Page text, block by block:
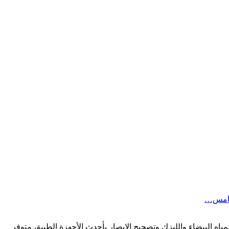
والمياه البيضاء والليزك وتصحيح الإبصار بأحدث الأجهزة الطبية، متوفر